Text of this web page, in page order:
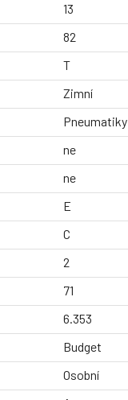
13
82
T
Zimní
Pneumatiky
ne
ne
E
C
2
71
6.353
Budget
Osobní